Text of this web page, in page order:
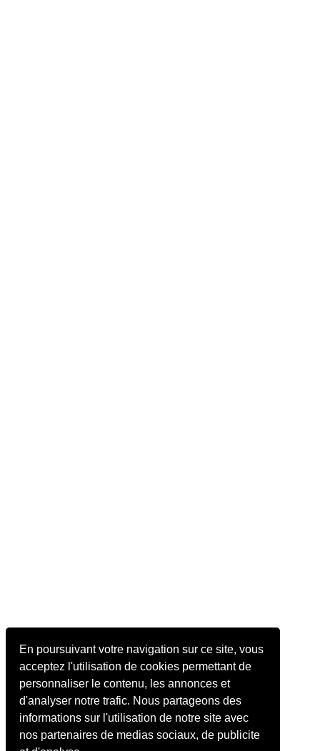
En poursuivant votre navigation sur ce site, vous
acceptez l'utilisation de cookies permettant de
personnaliser le contenu, les annonces et
d'analyser notre trafic. Nous partageons des
informations sur l'utilisation de notre site avec
nos partenaires de medias sociaux, de publicite